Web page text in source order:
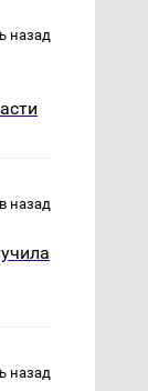
назад
назад
назад